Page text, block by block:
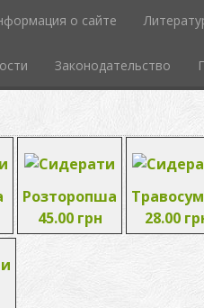
о сайте
Законодательство
Розторопша
45.00 грн
28.00